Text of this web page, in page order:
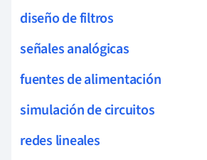
diseño de filtros
señales analógicas
fuentes de alimentación
simulación de circuitos
redes lineales